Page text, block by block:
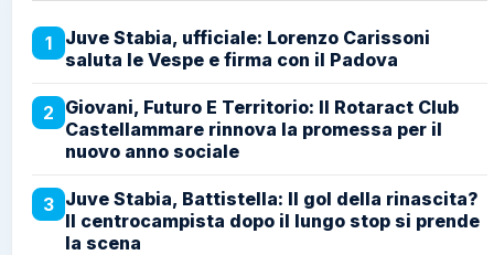
1
Juve Stabia, ufficiale: Lorenzo Carissoni
saluta le Vespe e firma con il Padova
2 Giovani, Futuro E Territorio: Il Rotaract Club
Castellammare rinnova la promessa per il
nuovo anno sociale
3 Juve Stabia, Battistella: Il gol della rinascita?
Il centrocampista dopo il lungo stop si prende
la scena